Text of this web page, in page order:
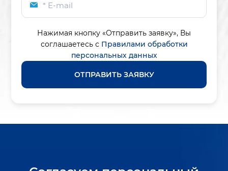
* E-mail
Нажимая кнопку «Отправить заявку», Вы
соглашаетесь с Правилами обработки
персональных данных
ОТПРАВИТЬ ЗАЯВКУ